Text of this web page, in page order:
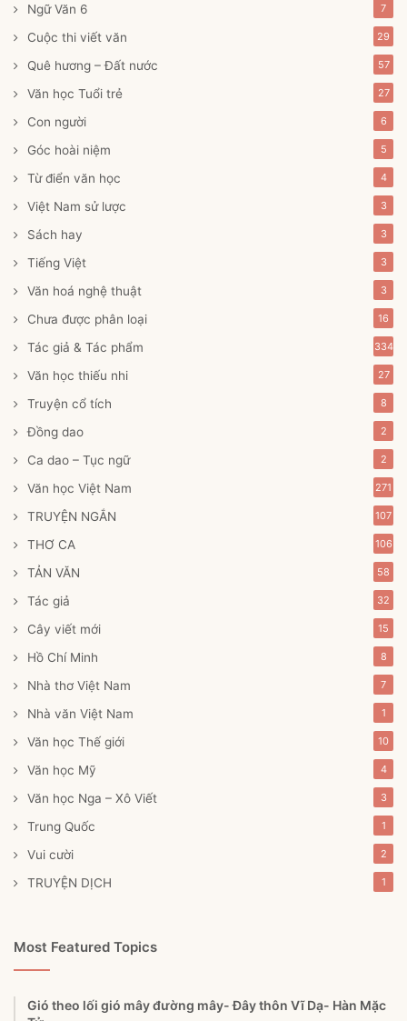
Ngữ Văn 6 7
Cuộc thi viết văn 29
Quê hương – Đất nước 57
Văn học Tuổi trẻ 27
Con người 6
Góc hoài niệm 5
Từ điển văn học 4
Việt Nam sử lược 3
Sách hay 3
Tiếng Việt 3
Văn hoá nghệ thuật 3
Chưa được phân loại 16
Tác giả & Tác phẩm 334
Văn học thiếu nhi 27
Truyện cổ tích 8
Đồng dao 2
Ca dao – Tục ngữ 2
Văn học Việt Nam 271
TRUYỆN NGẮN 107
THƠ CA 106
TẢN VĂN 58
Tác giả 32
Cây viết mới 15
Hồ Chí Minh 8
Nhà thơ Việt Nam 7
Nhà văn Việt Nam 1
Văn học Thế giới 10
Văn học Mỹ 4
Văn học Nga – Xô Viết 3
Trung Quốc 1
Vui cười 2
TRUYỆN DỊCH 1
Most Featured Topics
Gió theo lối gió mây đường mây- Đây thôn Vĩ Dạ- Hàn Mặc